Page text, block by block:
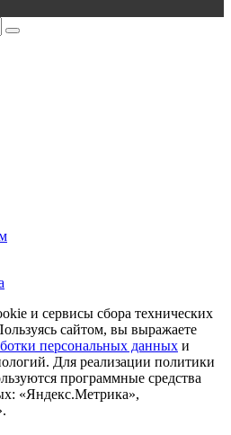
и сервисы сбора технических
сайтом, вы выражаете
персональных данных и
Для реализации политики
программные средства
«Яндекс.Метрика»,